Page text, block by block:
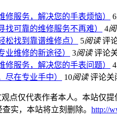
修服务，解决您的手表烦恼） 6
找可靠的维修服务不再难）
4
松找到靠谱维修点）
5阅读 评
业维修的新途径）
3阅读 评论
修服务，解决您的手表问题）
4
尽在专业手中）
10阅读 评论关
点仅代表作者本人。本站仅
实，本站将立刻删除。 http://